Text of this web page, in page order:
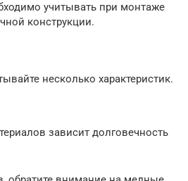
учитывать при монтаже
конструкции.
несколько характеристик.
зависит долговечность